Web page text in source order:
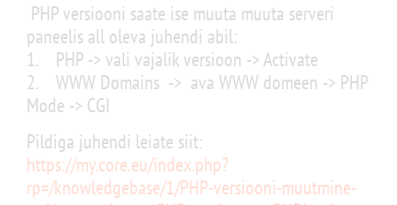
PHP versiooni saate ise muuta muuta serveri
paneelis all oleva juhendi abil:
1. PHP -> vali vajalik versioon -> Activate
2. WWW Domains -> ava WWW domeen -> PHP
Mode -> CGI
Pildiga juhendi leiate siit:
https://my.core.eu/index.php?
rp=/knowledgebase/1/PHP-versiooni-muutmine-